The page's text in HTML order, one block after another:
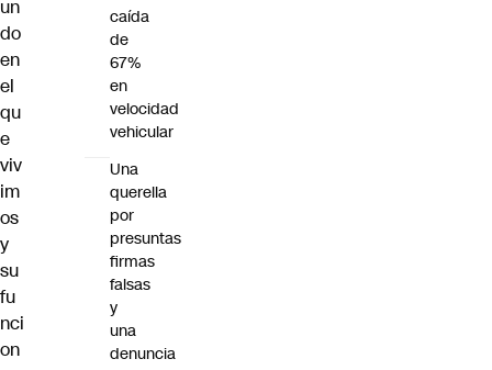
un
do
en
el
qu
e
viv
im
os
y
su
fu
nci
on
caída
de
67%
en
velocidad
vehicular
Una
querella
por
presuntas
firmas
falsas
y
una
denuncia